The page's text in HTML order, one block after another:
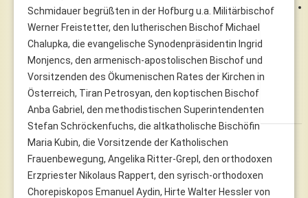
Schmidauer begrüßten in der Hofburg u.a. Militärbischof
Werner Freistetter, den lutherischen Bischof Michael
Chalupka, die evangelische Synodenpräsidentin Ingrid
Monjencs, den armenisch-apostolischen Bischof und
Vorsitzenden des Ökumenischen Rates der Kirchen in
Österreich, Tiran Petrosyan, den koptischen Bischof
Anba Gabriel, den methodistischen Superintendenten
Stefan Schröckenfuchs, die altkatholische Bischöfin
Maria Kubin, die Vorsitzende der Katholischen
Frauenbewegung, Angelika Ritter-Grepl, den orthodoxen
Erzpriester Nikolaus Rappert, den syrisch-orthodoxen
Chorepiskopos Emanuel Aydin, Hirte Walter Hessler von